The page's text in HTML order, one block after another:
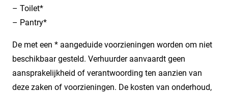
– Toilet*
– Pantry*
De met een * aangeduide voorzieningen worden om niet
beschikbaar gesteld. Verhuurder aanvaardt geen
aansprakelijkheid of verantwoording ten aanzien van
deze zaken of voorzieningen. De kosten van onderhoud,